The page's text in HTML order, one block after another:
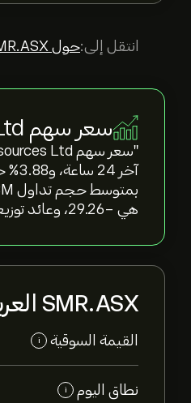
انتقل إلى:حول SMR.ASX >
سعر سهم Stanmore Resources Ltd
هي -29.26، وعائد توزيعات الأرباح 0.05%. حيث معامل بيتا للسهم عند 0.02"
SMR.ASX العربية
القيمة السوقية i
نطاق اليوم i